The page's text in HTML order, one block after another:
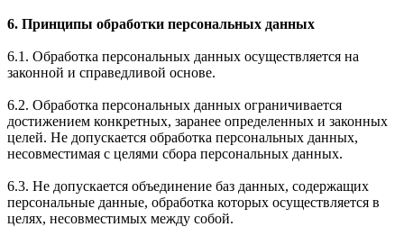
6. Принципы обработки персональных данных
6.1. Обработка персональных данных осуществляется на
законной и справедливой основе.
6.2. Обработка персональных данных ограничивается
достижением конкретных, заранее определенных и законных
целей. Не допускается обработка персональных данных,
несовместимая с целями сбора персональных данных.
6.3. Не допускается объединение баз данных, содержащих
персональные данные, обработка которых осуществляется в
целях, несовместимых между собой.